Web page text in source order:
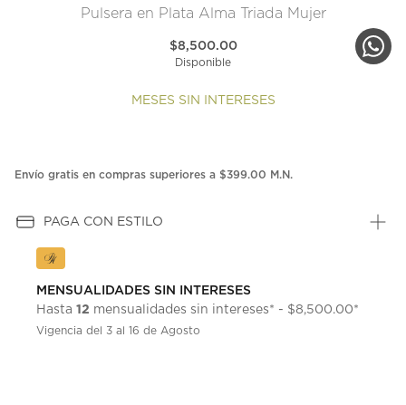
Pulsera en Plata Alma Triada Mujer
$8,500.00
Disponible
MESES SIN INTERESES
Envío gratis en compras superiores a $399.00 M.N.
PAGA CON ESTILO
MENSUALIDADES SIN INTERESES
Hasta 12 mensualidades sin intereses* - $8,500.00*
Vigencia del 3 al 16 de Agosto